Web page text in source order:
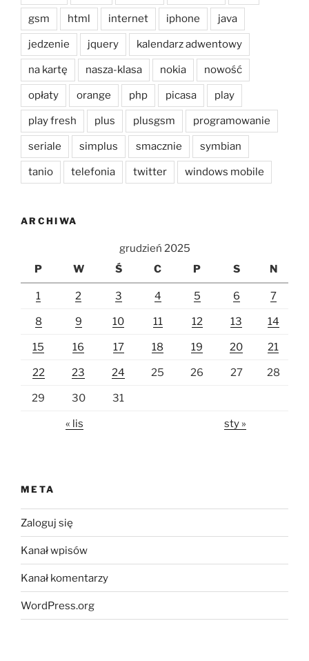
gsm html internet iphone java
jedzenie jquery kalendarz adwentowy
na kartę nasza-klasa nokia nowość
opłaty orange php picasa play
play fresh plus plusgsm programowanie
seriale simplus smacznie symbian
tanio telefonia twitter windows mobile
ARCHIWA
grudzień 2025
P
W Ś C P S N
1 2 3 4 5 6 7
8 9 10 11 12 13 14
15 16 17 18 19 20 21
22 23 24 25 26 27 28
29 30 31
« lis sty »
META
Zaloguj się
Kanał wpisów
Kanał komentarzy
WordPress.org